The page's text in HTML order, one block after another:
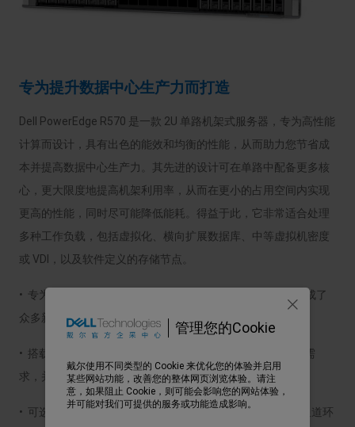
专为提升数据中心生产力而打造
Dell PowerEdge R570 是一款 2U 单路机架式服务器，专为高性能
计算而设计，具有出色的能效和均衡的性能，从而助力您节省成
本并提高数据中心生产力。其先进的设计可在单路中配备更多核
心，更大限度地提高机架利用率，从而在更小的占用空间内实现
更高的性能，同时尽可能降低能耗。得益于此，它非常适合处理
多种工作负载，包括虚拟化、横向扩展数据库、中等虚拟机密度
或 VDI，以及软件定义的存储节点。
• 专为扩展基础架构而设计，可无缝适应技术变化，同时集成了
众多新功能，以支持长期业务增长和创新。
• 搭载英特尔® 至强® 6 处理器，可满足不同的性能和效率需
求，并提供高级 GPU 支持。
• 可选配前置 I/O 配置，这有助于增强 I/O 灵活性，可在冷通道环
管理您的Cookie
戴尔使用不同类型的 Cookie 来优化您的体验并启用
某些网站功能，改善您的整体网页浏览体验。请注
意，如果阻止 Cookie，则可能会影响您的网站体验，
并可能对我们可提供的服务或功能造成影响。